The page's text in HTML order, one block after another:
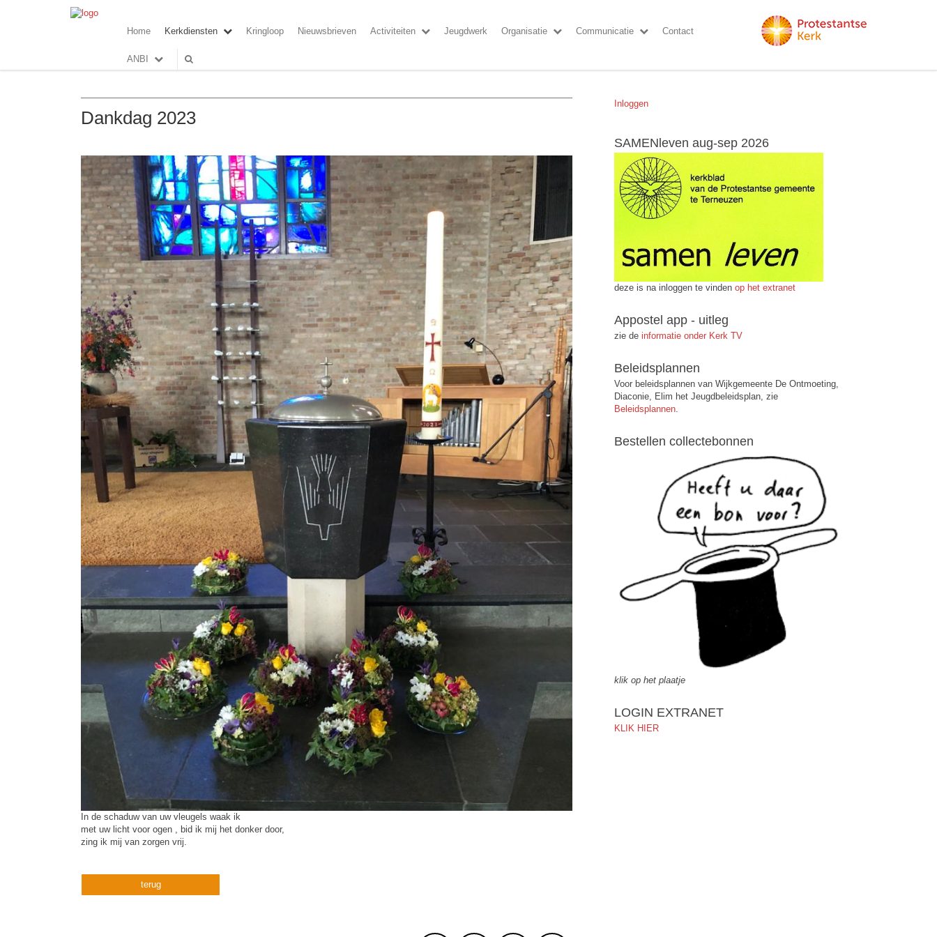
Home Kerkdiensten Kringloop Nieuwsbrieven Activiteiten Jeugdwerk Organisatie Communicatie Contact
ANBI
Dankdag 2023
In de schaduw van uw vleugels waak ik
met uw licht voor ogen , bid ik mij het donker door,
zing ik mij van zorgen vrij.
terug
Inloggen
SAMENleven aug-sep 2026
deze is na inloggen te vindenop het extranet
Appostel app - uitleg
zie de informatie onder Kerk TV
Beleidsplannen
Voor beleidsplannen van Wijkgemeente De Ontmoeting,
Diaconie, Elim het Jeugdbeleidsplan, zie
Beleidsplannen.
Bestellen collectebonnen
klik op het plaatje
LOGIN EXTRANET
KLIK HIER